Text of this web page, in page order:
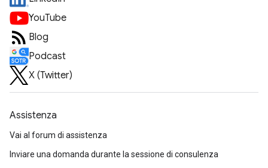
YouTube
Blog
Podcast
X (Twitter)
Assistenza
Vai al forum di assistenza
Inviare una domanda durante la sessione di consulenza